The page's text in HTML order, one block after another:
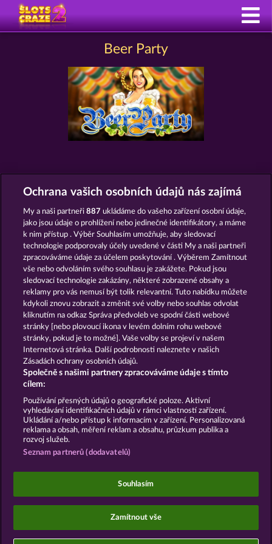
Beer Party
AUTOMATY JAKO BEER PARTY
SNEGUROCHKA HALLOW REELS
Podmínky Prohlášení o ochraně údajů
Kontakt Společnost Časté dotazy
Facebook
Podat Žádost o Odstoupení
Sociální kasinové hry jsou určeny výhradně k
zábavním účelům a nemají vůbec žádný vliv na
skutečnými penězi.
©2026 Whow Games GmbH
Ochrana vašich osobních údajů nás zajímá
My a naši partneři887 ukládáme do vašeho zařízení osobní údaje,
jako jsou údaje o prohlížení nebo jedinečné identifikátory, a máme
k nim přístup . Výběr Souhlasím umožňuje, aby sledovací
technologie podporovaly účely uvedené v části My a naši partneři
zpracováváme údaje za účelem poskytování . Výběrem Zamítnout
vše nebo odvoláním svého souhlasu je zakážete. Pokud jsou
sledovací technologie zakázány, některé zobrazené obsahy a
reklamy pro vás nemusí být tolik relevantní. Tuto nabídku můžete
kdykoli znovu zobrazit a změnit své volby nebo souhlas odvolat
kliknutím na odkaz Správa předvoleb ve spodní části webové
stránky [nebo plovoucí ikona v levém dolním rohu webové
stránky, pokud je to možné]. Vaše volby se projeví v našem
Internetová stránka. Další podrobnosti naleznete v našich
Zásadách ochrany osobních údajů.
Společně s našimi partnery zpracováváme údaje s tímto
cílem:
Používání přesných údajů o geografické poloze. Aktivní
vyhledávání identifikačních údajů v rámci vlastností zařízení.
Ukládání a/nebo přístup k informacím v zařízení. Personalizovaná
reklama a obsah, měření reklam a obsahu, průzkum publika a
rozvoj služeb.
Seznam partnerů (dodavatelů)
Souhlasím
Zamítnout vše